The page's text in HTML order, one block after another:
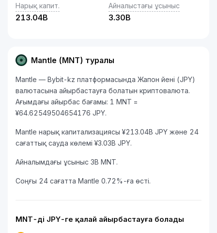
Нарық капит.
213.04B
Айналыстағы ұсыныс
3.30B
Mantle (MNT) туралы
Mantle — Bybit-kz платформасында Жапон йені (JPY)
валютасына айырбастауға болатын криптовалюта.
Ағымдағы айырбас бағамы: 1 MNT =
¥64.62549504654176 JPY.
Mantle нарық капитализациясы ¥213.04B JPY және 24
сағаттық сауда көлемі ¥3.03B JPY.
Айналымдағы ұсыныс 3B MNT.
Соңғы 24 сағатта Mantle 0.72%-ға өсті.
MNT-ді JPY-ге қалай айырбастауға болады